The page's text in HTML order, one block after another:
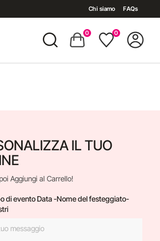
Chi siamo FAQs
0 0
IL TUO
Aggiungi al Carrello!
di evento Data -Nome del festeggiato-